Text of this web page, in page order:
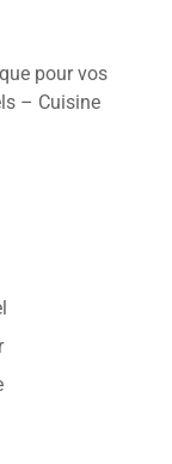
pour vos
– Cuisine